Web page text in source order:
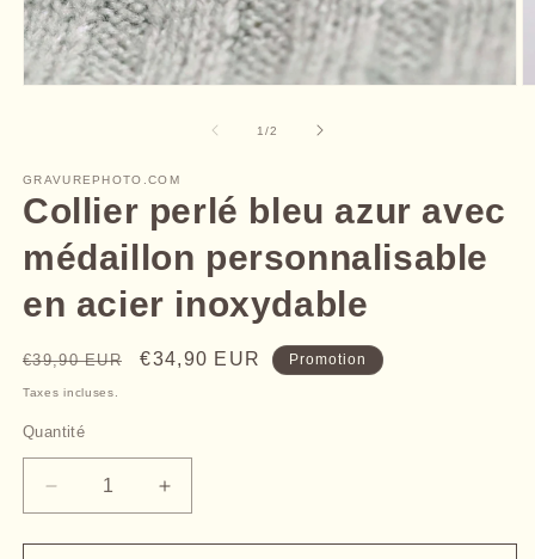
une
fenêtre
modale
1/de
2
GRAVUREPHOTO.COM
Collier perlé bleu azur avec
médaillon personnalisable
en acier inoxydable
Prix
habituel
€39,90 EUR
Prix
€34,90 EUR Promotion
Taxes incluses.
Quantité
Quantité
Réduire
la
quantité
Augmenter
la
quantité